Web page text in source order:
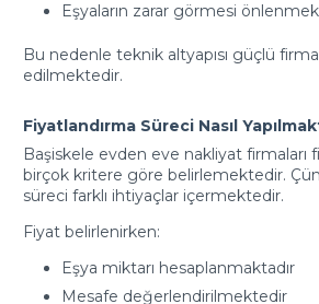
Eşyaların zarar görmesi
Bu nedenle teknik altyapısı güçlü
edilmektedir.
Fiyatlandırma Süreci Nasıl
Başiskele evden eve nakliyat firmaları
birçok kritere göre belirlemektedir.
süreci farklı ihtiyaçlar içermektedir.
Fiyat belirlenirken:
Eşya miktarı hesaplanmaktadır
Mesafe değerlendirilmektedir